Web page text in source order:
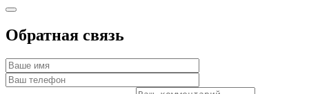
Обратная связь